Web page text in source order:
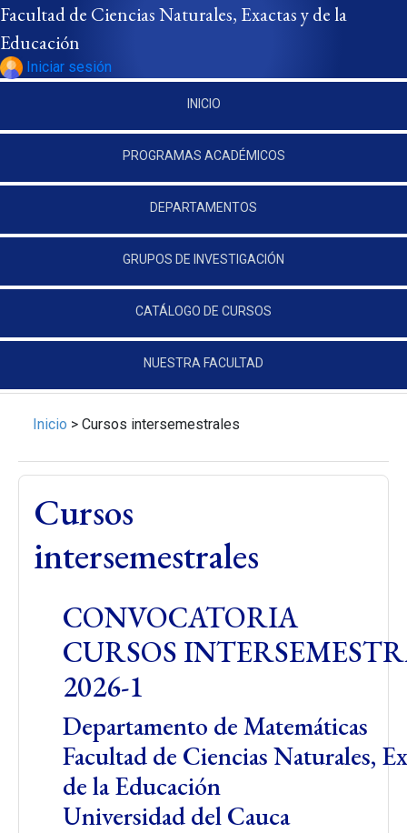
Pasar al contenido principal
Facultad de Ciencias Naturales, Exactas y de la
Educación
Iniciar sesión
INICIO
PROGRAMAS ACADÉMICOS
DEPARTAMENTOS
GRUPOS DE INVESTIGACIÓN
CATÁLOGO DE CURSOS
NUESTRA FACULTAD
Inicio > Cursos intersemestrales
Cursos
intersemestrales
CONVOCATORIA
CURSOS
2026-1
Departamento de Matemáticas
Facultad de Ciencias Naturales,
de la Educación
Universidad del Cauca